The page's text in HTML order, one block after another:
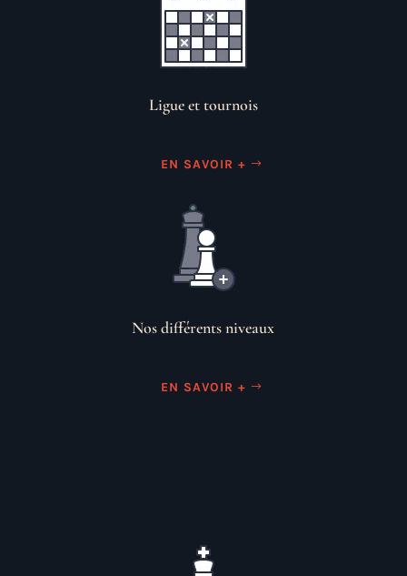
Ligue et tournois
EN SAVOIR +
Nos différents niveaux
EN SAVOIR +